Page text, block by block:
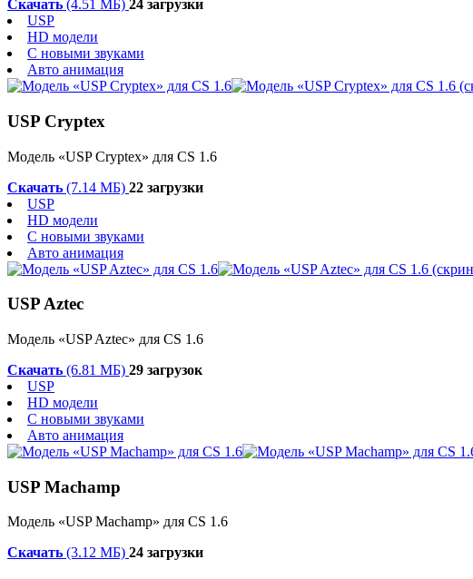
Скачать (4.51 МБ) 24 загрузки
USP
HD модели
С новыми звуками
Авто анимация
USP Cryptex
Модель «USP Cryptex» для CS 1.6
Скачать (7.14 МБ) 22 загрузки
USP
HD модели
С новыми звуками
Авто анимация
USP Aztec
Модель «USP Aztec» для CS 1.6
Скачать (6.81 МБ) 29 загрузок
USP
HD модели
С новыми звуками
Авто анимация
USP Machamp
Модель «USP Machamp» для CS 1.6
Скачать (3.12 МБ) 24 загрузки